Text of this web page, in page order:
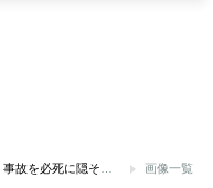
画像一覧